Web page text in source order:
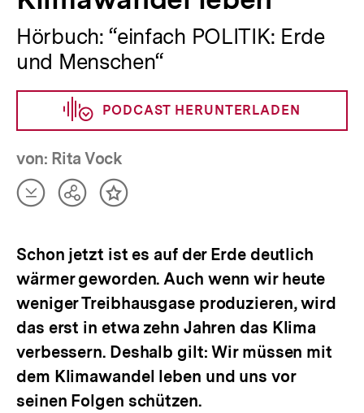
Hörbuch: “einfach POLITIK: Erde
und Menschen“
PODCAST HERUNTERLADEN
von: Rita Vock
Artikel
herunterladen
TeilenInhalt
Schon jetzt ist es auf der Erde deutlich
wärmer geworden. Auch wenn wir heute
weniger Treibhausgase produzieren, wird
das erst in etwa zehn Jahren das Klima
verbessern. Deshalb gilt: Wir müssen mit
dem Klimawandel leben und uns vor
seinen Folgen schützen.